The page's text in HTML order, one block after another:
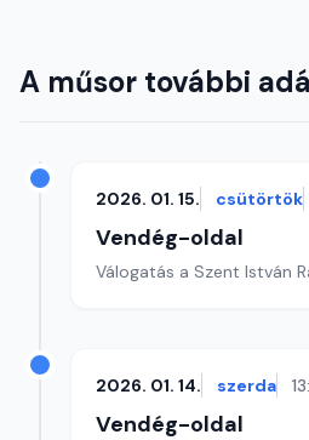
A műsor további
2026. 01. 15. csütörtök
Vendég-oldal
Válogatás a Szent István
2026. 01. 14. szerda
Vendég-oldal